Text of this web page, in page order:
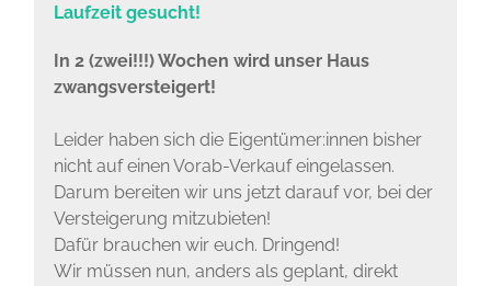
Laufzeit gesucht!
In 2 (zwei!!!) Wochen wird unser Haus
zwangsversteigert!
Leider haben sich die Eigentümer:innen bisher
nicht auf einen Vorab-Verkauf eingelassen.
Darum bereiten wir uns jetzt darauf vor, bei der
Versteigerung mitzubieten!
Dafür brauchen wir euch. Dringend!
Wir müssen nun, anders als geplant, direkt